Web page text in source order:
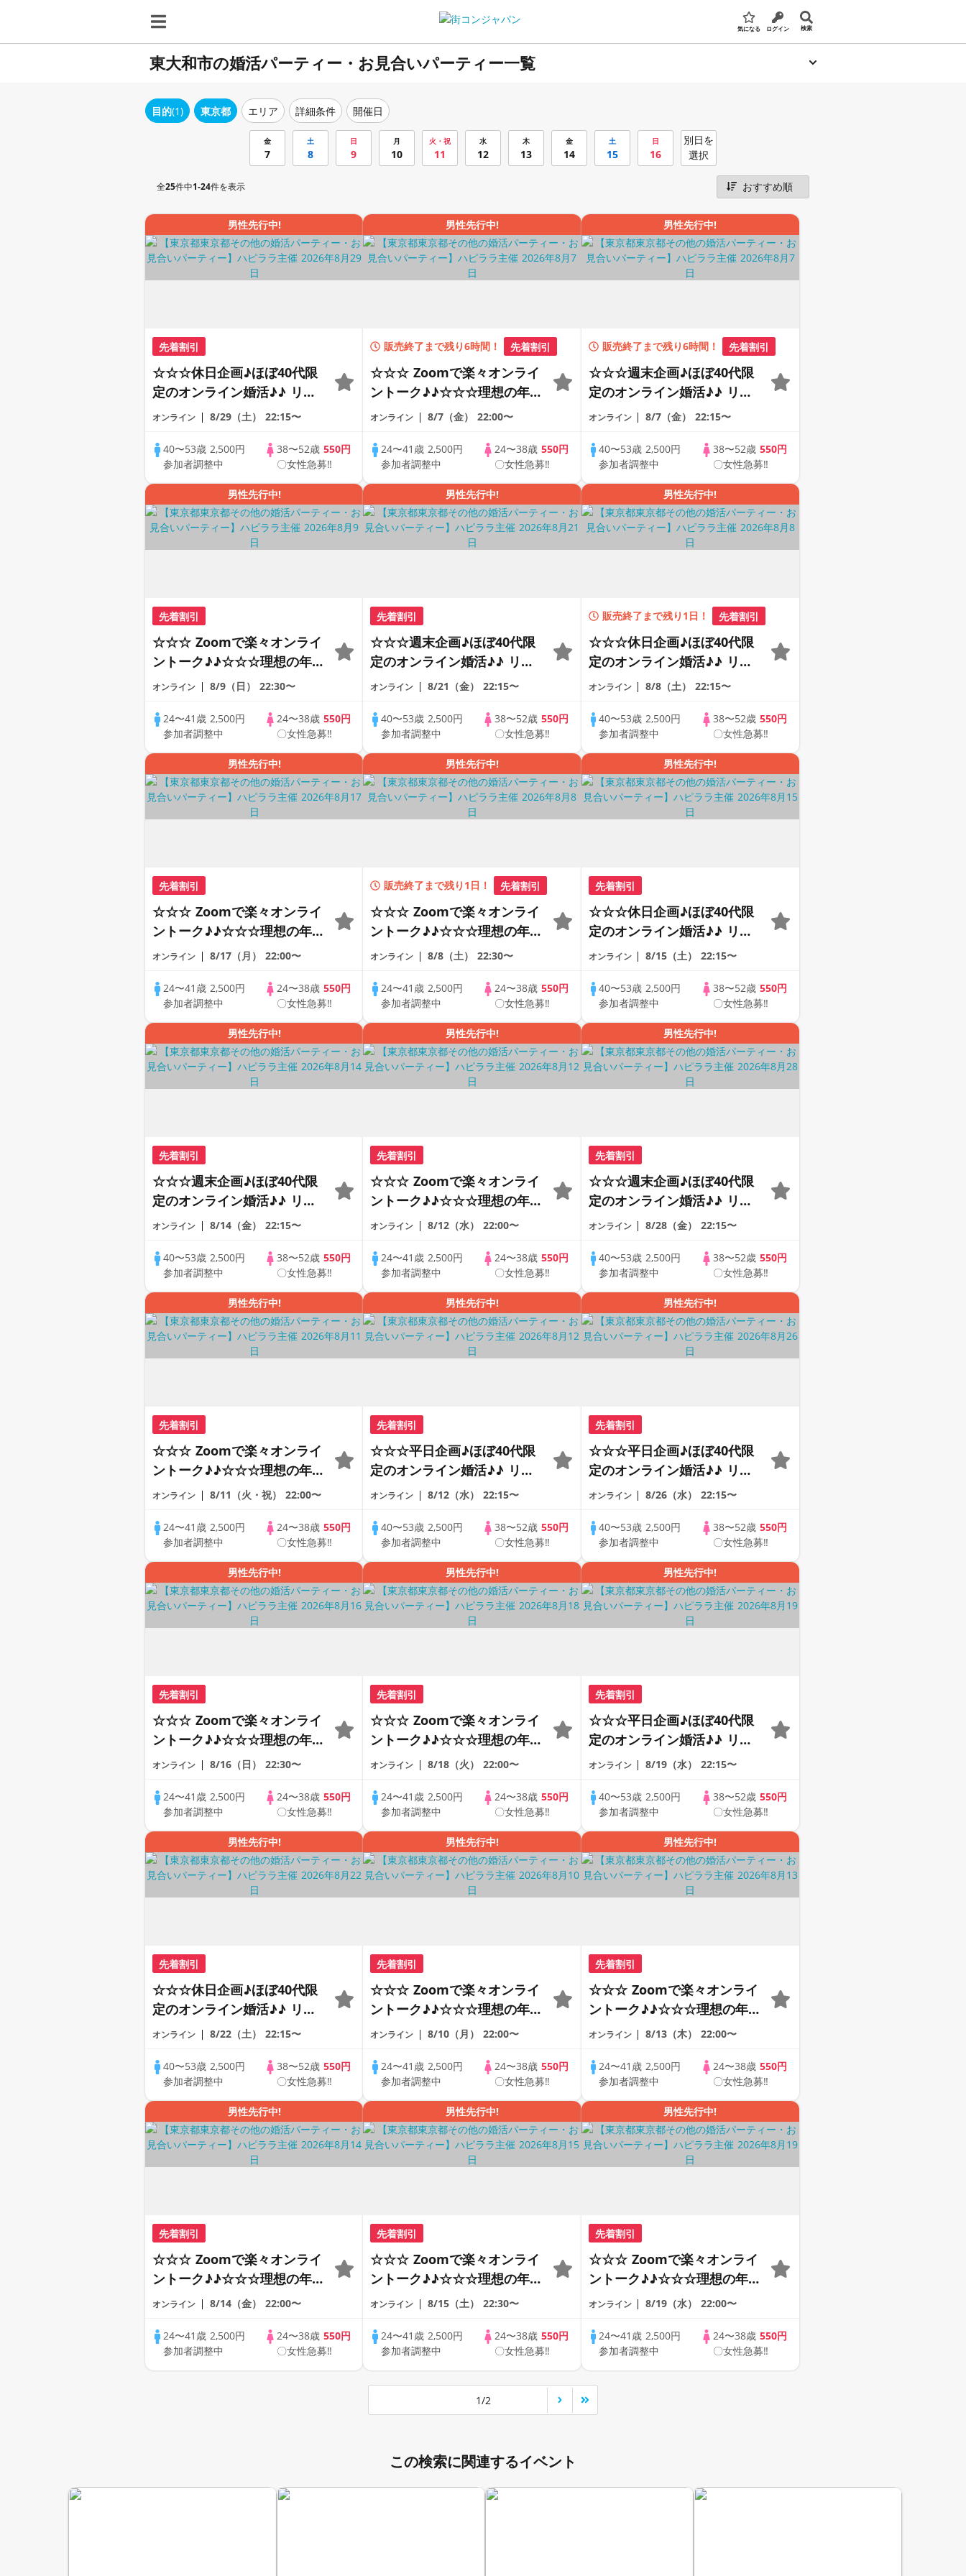
気になる ログイン 検索
東大和市の婚活パーティー・お見合いパーティー一覧
目的(1) 東京都 エリア 詳細条件 開催日
金
7
土
8
日
9
月
10
火・祝
11
水
12
木
13
金
14
土
15
日
16
別日を
選択
全25件中1-24件を表示
男性先行中!
先着割引
☆☆☆休日企画♪ほぼ40代限
定のオンライン婚活♪♪ リモ
ートの出会い応援♪♪ おうち
の方が対象☆ 司会進行あり
♪♪ THE 44s ONLINE
PARTY!!
オンライン 8/29（土） 22:15〜
40〜53歳 2,500円
参加者調整中
38〜52歳 550円
〇女性急募‼
男性先行中!
販売終了まで残り6時間！ 先着割引
☆☆☆ Zoomで楽々オンライ
ントーク♪♪☆☆☆理想の年の
差♪♪ そろそろ・・・素敵な
アルなオンライン婚活☆全国
の方が対象☆司会進行あり♪♪
オンライン 8/7（金） 22:00〜
24〜41歳 2,500円
参加者調整中
24〜38歳550円
〇女性急募‼
男性先行中!
販売終了まで残り6時間！ 先着割引
☆☆☆週末企画♪ほぼ40代限
定のオンライン婚活♪♪ リモ
ートの出会い応援♪♪ おうち
の方が対象☆ 司会進行あり
♪♪ THE 40s ONLINE
PARTY!!
オンライン 8/7（金） 22:15〜
40〜53歳2,500円
参加者調整中
38〜52歳 550円
〇女性急募‼
男性先行中!
先着割引
☆☆☆ Zoomで楽々オンライ
ントーク♪♪☆☆☆理想の年の
差♪♪ そろそろ・・・素敵な
アルなオンライン婚活☆全国
の方が対象☆司会進行あり♪♪
オンライン 8/9（日） 22:30〜
24〜41歳 2,500円
参加者調整中
24〜38歳 550円
〇女性急募‼
男性先行中!
先着割引
☆☆☆週末企画♪ほぼ40代限
定のオンライン婚活♪♪ リモ
ートの出会い応援♪♪ おうち
の方が対象☆ 司会進行あり
♪♪ THE 42s ONLINE
PARTY!!
オンライン 8/21（金） 22:15〜
40〜53歳 2,500円
参加者調整中
38〜52歳550円
〇女性急募‼
男性先行中!
販売終了まで残り1日！ 先着割引
☆☆☆休日企画♪ほぼ40代限
定のオンライン婚活♪♪ リモ
ートの出会い応援♪♪ おうち
の方が対象☆ 司会進行あり
♪♪ THE 41s ONLINE
PARTY!!
オンライン 8/8（土） 22:15〜
40〜53歳2,500円
参加者調整中
38〜52歳 550円
〇女性急募‼
男性先行中!
先着割引
☆☆☆ Zoomで楽々オンライ
ントーク♪♪☆☆☆理想の年の
差♪♪ そろそろ・・・素敵な
アルなオンライン婚活☆全国
の方が対象☆司会進行あり♪♪
オンライン 8/17（月） 22:00〜
24〜41歳 2,500円
参加者調整中
24〜38歳 550円
〇女性急募‼
男性先行中!
販売終了まで残り1日！ 先着割引
☆☆☆ Zoomで楽々オンライ
ントーク♪♪☆☆☆理想の年の
差♪♪ そろそろ・・・素敵な
アルなオンライン婚活☆全国
の方が対象☆司会進行あり♪♪
オンライン 8/8（土） 22:30〜
24〜41歳 2,500円
参加者調整中
24〜38歳550円
〇女性急募‼
男性先行中!
先着割引
☆☆☆休日企画♪ほぼ40代限
定のオンライン婚活♪♪ リモ
ートの出会い応援♪♪ おうち
の方が対象☆ 司会進行あり
♪♪ THE 42s ONLINE
PARTY!!
オンライン 8/15（土） 22:15〜
40〜53歳2,500円
参加者調整中
38〜52歳 550円
〇女性急募‼
男性先行中!
先着割引
☆☆☆週末企画♪ほぼ40代限
定のオンライン婚活♪♪ リモ
ートの出会い応援♪♪ おうち
の方が対象☆ 司会進行あり
♪♪ THE 41s ONLINE
PARTY!!
オンライン 8/14（金） 22:15〜
40〜53歳 2,500円
参加者調整中
38〜52歳 550円
〇女性急募‼
男性先行中!
先着割引
☆☆☆ Zoomで楽々オンライ
ントーク♪♪☆☆☆理想の年の
差♪♪ そろそろ・・・素敵な
アルなオンライン婚活☆全国
の方が対象☆司会進行あり♪♪
オンライン 8/12（水） 22:00〜
24〜41歳 2,500円
参加者調整中
24〜38歳550円
〇女性急募‼
男性先行中!
先着割引
☆☆☆週末企画♪ほぼ40代限
定のオンライン婚活♪♪ リモ
ートの出会い応援♪♪ おうち
の方が対象☆ 司会進行あり
♪♪ THE 43s ONLINE
PARTY!!
オンライン 8/28（金） 22:15〜
40〜53歳2,500円
参加者調整中
38〜52歳 550円
〇女性急募‼
男性先行中!
先着割引
☆☆☆ Zoomで楽々オンライ
ントーク♪♪☆☆☆理想の年の
差♪♪ そろそろ・・・素敵な
アルなオンライン婚活☆全国
の方が対象☆司会進行あり♪♪
オンライン 8/11（火・祝） 22:00〜
24〜41歳 2,500円
参加者調整中
24〜38歳 550円
〇女性急募‼
男性先行中!
先着割引
☆☆☆平日企画♪ほぼ40代限
定のオンライン婚活♪♪ リモ
ートの出会い応援♪♪ おうち
の方が対象☆ 司会進行あり
♪♪ THE 41s ONLINE
PARTY!!
オンライン 8/12（水） 22:15〜
40〜53歳 2,500円
参加者調整中
38〜52歳550円
〇女性急募‼
男性先行中!
先着割引
☆☆☆平日企画♪ほぼ40代限
定のオンライン婚活♪♪ リモ
ートの出会い応援♪♪ おうち
の方が対象☆ 司会進行あり
♪♪ THE 43s ONLINE
PARTY!!
オンライン 8/26（水） 22:15〜
40〜53歳2,500円
参加者調整中
38〜52歳 550円
〇女性急募‼
男性先行中!
先着割引
☆☆☆ Zoomで楽々オンライ
ントーク♪♪☆☆☆理想の年の
差♪♪ そろそろ・・・素敵な
アルなオンライン婚活☆全国
の方が対象☆司会進行あり♪♪
オンライン 8/16（日） 22:30〜
24〜41歳 2,500円
参加者調整中
24〜38歳 550円
〇女性急募‼
男性先行中!
先着割引
☆☆☆ Zoomで楽々オンライ
ントーク♪♪☆☆☆理想の年の
差♪♪ そろそろ・・・素敵な
アルなオンライン婚活☆全国
の方が対象☆司会進行あり♪♪
オンライン 8/18（火） 22:00〜
24〜41歳 2,500円
参加者調整中
24〜38歳550円
〇女性急募‼
男性先行中!
先着割引
☆☆☆平日企画♪ほぼ40代限
定のオンライン婚活♪♪ リモ
ートの出会い応援♪♪ おうち
の方が対象☆ 司会進行あり
♪♪ THE 42s ONLINE
PARTY!!
オンライン 8/19（水） 22:15〜
40〜53歳2,500円
参加者調整中
38〜52歳 550円
〇女性急募‼
男性先行中!
先着割引
☆☆☆休日企画♪ほぼ40代限
定のオンライン婚活♪♪ リモ
ートの出会い応援♪♪ おうち
の方が対象☆ 司会進行あり
♪♪ THE 43s ONLINE
PARTY!!
オンライン 8/22（土） 22:15〜
40〜53歳 2,500円
参加者調整中
38〜52歳 550円
〇女性急募‼
男性先行中!
先着割引
☆☆☆ Zoomで楽々オンライ
ントーク♪♪☆☆☆理想の年の
差♪♪ そろそろ・・・素敵な
アルなオンライン婚活☆全国
の方が対象☆司会進行あり♪♪
オンライン 8/10（月） 22:00〜
24〜41歳 2,500円
参加者調整中
24〜38歳550円
〇女性急募‼
男性先行中!
先着割引
☆☆☆ Zoomで楽々オンライ
ントーク♪♪☆☆☆理想の年の
差♪♪ そろそろ・・・素敵な
アルなオンライン婚活☆全国
の方が対象☆司会進行あり♪♪
オンライン 8/13（木） 22:00〜
24〜41歳2,500円
参加者調整中
24〜38歳 550円
〇女性急募‼
男性先行中!
先着割引
☆☆☆ Zoomで楽々オンライ
ントーク♪♪☆☆☆理想の年の
差♪♪ そろそろ・・・素敵な
アルなオンライン婚活☆全国
の方が対象☆司会進行あり♪♪
オンライン 8/14（金） 22:00〜
24〜41歳 2,500円
参加者調整中
24〜38歳 550円
〇女性急募‼
男性先行中!
先着割引
☆☆☆ Zoomで楽々オンライ
ントーク♪♪☆☆☆理想の年の
差♪♪ そろそろ・・・素敵な
アルなオンライン婚活☆全国
の方が対象☆司会進行あり♪♪
オンライン 8/15（土） 22:30〜
24〜41歳 2,500円
参加者調整中
24〜38歳550円
〇女性急募‼
男性先行中!
先着割引
☆☆☆ Zoomで楽々オンライ
ントーク♪♪☆☆☆理想の年の
差♪♪ そろそろ・・・素敵な
アルなオンライン婚活☆全国
の方が対象☆司会進行あり♪♪
オンライン 8/19（水） 22:00〜
24〜41歳2,500円
参加者調整中
24〜38歳 550円
〇女性急募‼
1/2
この検索に関連するイベント